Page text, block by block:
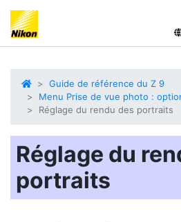
Guide de référence du Z 9
Menu Prise de vue photo :
Réglage du rendu des portraits
Réglage du
portraits